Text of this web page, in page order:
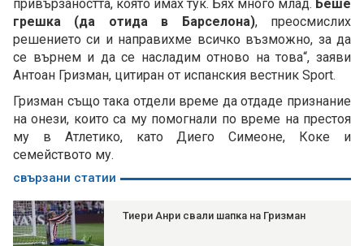
привързаността, която имах тук. Бях много млад. Беше
грешка (да отида в Барселона), преосмислих
решението си и направихме всичко възможно, за да
се върнем и да се насладим отново на това“, заяви
Антоан Гризман, цитиран от испанския вестник Sport.
Гризман също така отдели време да отдаде признание
на онези, които са му помогнали по време на престоя
му в Атлетико, като Диего Симеоне, Коке и
семейството му.
свързани статии
Тиери Анри свали шапка на Гризман